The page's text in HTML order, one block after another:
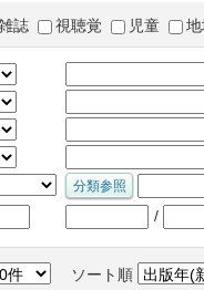
誌 視聴覚 児童
/
ソート順